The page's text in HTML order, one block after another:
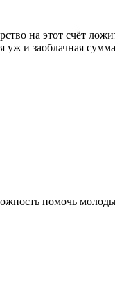
на этот счёт
и заоблачная
помочь